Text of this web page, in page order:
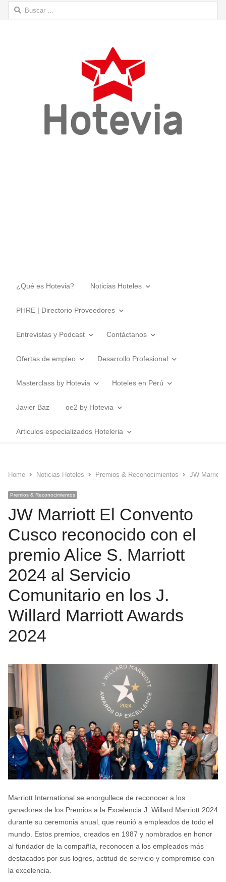
Buscar:
¿Qué es Hotevia? Noticias Hoteles
PHRE | Directorio Proveedores
Entrevistas y Podcast Contáctanos
Ofertas de empleo Desarrollo Profesional
Masterclass by Hotevia Hoteles en Perú
Javier Baz oe2 by Hotevia
Articulos especializados Hoteleria
Home Noticias Hoteles Premios & Reconocimientos JW Marriott
Premios & Reconocimientos
JW Marriott El Convento
Cusco reconocido con el
premio Alice S. Marriott
2024 al Servicio
Comunitario en los J.
Willard Marriott Awards
2024
Marriott International se enorgullece de reconocer a los
ganadores de los Premios a la Excelencia J. Willard Marriott 2024
durante su ceremonia anual, que reunió a empleados de todo el
mundo. Estos premios, creados en 1987 y nombrados en honor
al fundador de la compañía, reconocen a los empleados más
destacados por sus logros, actitud de servicio y compromiso con
la excelencia.